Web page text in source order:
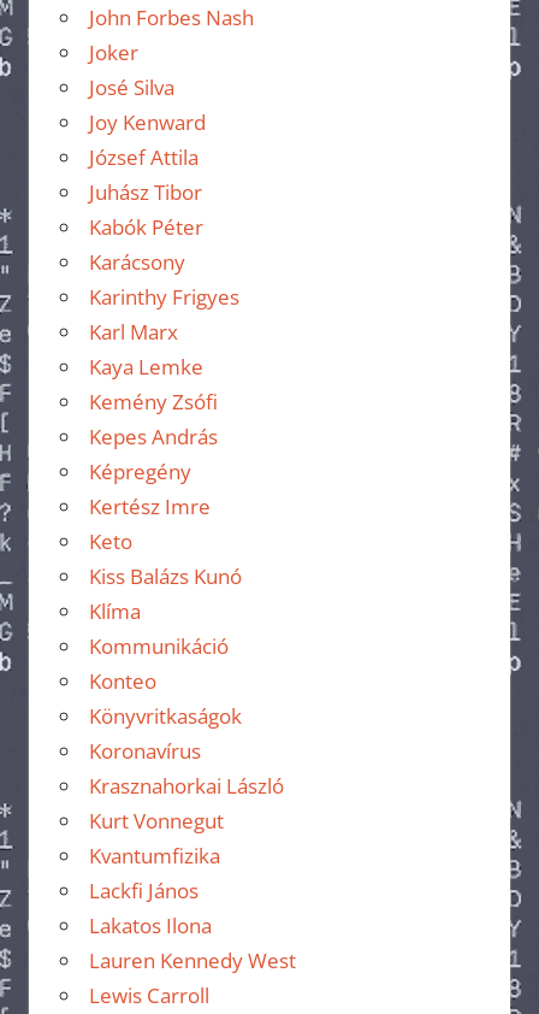
John Forbes Nash
Joker
José Silva
Joy Kenward
József Attila
Juhász Tibor
Kabók Péter
Karácsony
Karinthy Frigyes
Karl Marx
Kaya Lemke
Kemény Zsófi
Kepes András
Képregény
Kertész Imre
Keto
Kiss Balázs Kunó
Klíma
Kommunikáció
Konteo
Könyvritkaságok
Koronavírus
Krasznahorkai László
Kurt Vonnegut
Kvantumfizika
Lackfi János
Lakatos Ilona
Lauren Kennedy West
Lewis Carroll